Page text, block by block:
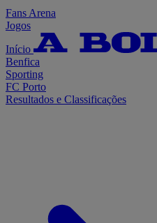
Fans Arena
Jogos
Início
Benfica
Sporting
FC Porto
Resultados e Classificações